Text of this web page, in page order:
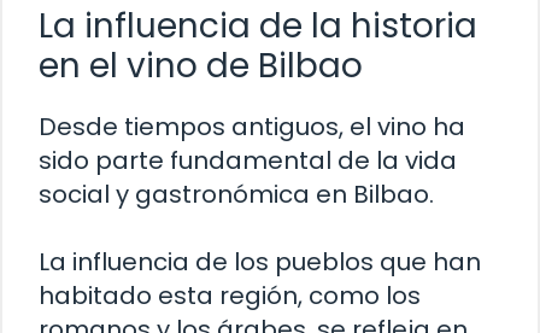
La influencia de la historia
en el vino de Bilbao
Desde tiempos antiguos, el vino ha
sido parte fundamental de la vida
social y gastronómica en Bilbao.
La influencia de los pueblos que han
habitado esta región, como los